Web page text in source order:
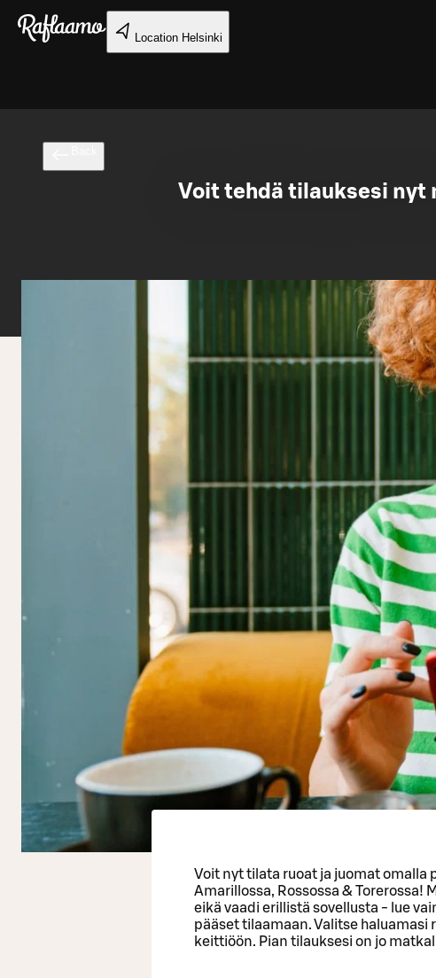
Skip to main content
Location Helsinki
Voit tehdä tilauksesi nyt
Voit nyt tilata ruoat ja juomat omalla
Amarillossa, Rossossa & Torerossa!
eikä vaadi erillistä sovellusta - lue
pääset tilaamaan. Valitse haluamasi
keittiöön. Pian tilauksesi on jo